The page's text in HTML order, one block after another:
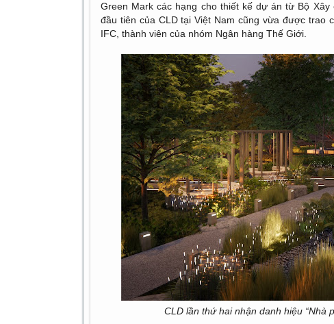
Green Mark các hạng cho thiết kế dự án từ Bộ
đầu tiên của CLD tại Việt Nam cũng vừa được trao
IFC, thành viên của nhóm Ngân hàng Thế Giới.
CLD lần thứ hai nhận danh hiệu “Nhà